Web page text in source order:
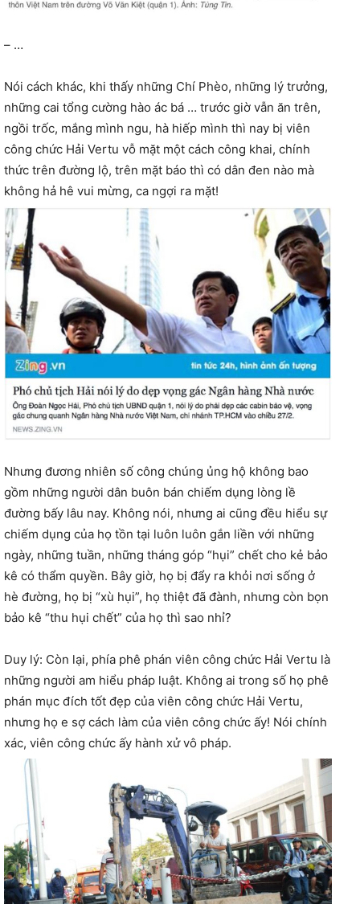
– …
Nói cách khác, khi thấy những Chí Phèo, những lý trưởng,
những cai tổng cường hào ác bá … trước giờ vẫn ăn trên,
ngồi trốc, mắng mình ngu, hà hiếp mình thì nay bị viên
công chức Hải Vertu vỗ mặt một cách công khai, chính
thức trên đường lộ, trên mặt báo thì có dân đen nào mà
không hả hê vui mừng, ca ngợi ra mặt!
Nhưng đương nhiên số công chúng ủng hộ không bao
gồm những người dân buôn bán chiếm dụng lòng lề
đường bấy lâu nay. Không nói, nhưng ai cũng đều hiểu sự
chiếm dụng của họ tồn tại luôn luôn gắn liền với những
ngày, những tuần, những tháng góp “hụi” chết cho kẻ bảo
kê có thẩm quyền. Bây giờ, họ bị đẩy ra khỏi nơi sống ở
hè đường, họ bị “xù hụi”, họ thiệt đã đành, nhưng còn bọn
bảo kê “thu hụi chết” của họ thì sao nhỉ?
Duy lý: Còn lại, phía phê phán viên công chức Hải Vertu là
những người am hiểu pháp luật. Không ai trong số họ phê
phán mục đích tốt đẹp của viên công chức Hải Vertu,
nhưng họ e sợ cách làm của viên công chức ấy! Nói chính
xác, viên công chức ấy hành xử vô pháp.